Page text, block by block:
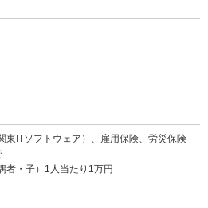
東ITソフトウェア）、雇用保険、労災保険
者・子）1人当たり1万円